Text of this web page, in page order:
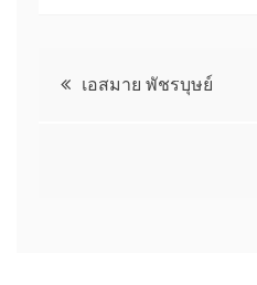
แนะแนว
เอสมาย พัชรบุษย์